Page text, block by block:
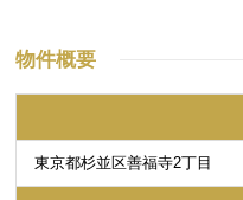
物件概要
東京都杉並区善福寺2丁目